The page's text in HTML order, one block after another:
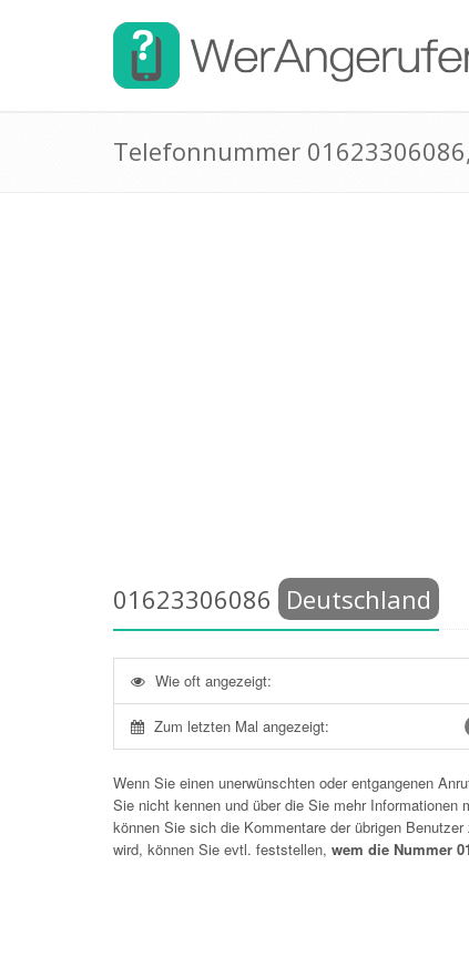
Telefonnummer
01623306086 Deutschland
Wie oft angezeigt:
Zum letzten Mal angezeigt:
Wenn Sie einen unerwünschten oder entgangenen
Sie nicht kennen und über die Sie mehr
können Sie sich die Kommentare der übrigen
wird, können Sie evtl. feststellen, wem die Nummer